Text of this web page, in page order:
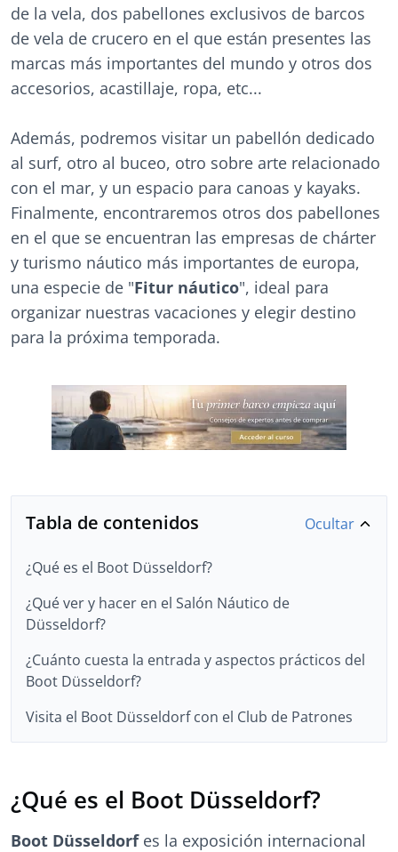
de la vela, dos pabellones exclusivos de barcos
de vela de crucero en el que están presentes las
marcas más importantes del mundo y otros dos
accesorios, acastillaje, ropa, etc...
Además, podremos visitar un pabellón dedicado
al surf, otro al buceo, otro sobre arte relacionado
con el mar, y un espacio para canoas y kayaks.
Finalmente, encontraremos otros dos pabellones
en el que se encuentran las empresas de chárter
y turismo náutico más importantes de europa,
una especie de "Fitur náutico", ideal para
organizar nuestras vacaciones y elegir destino
para la próxima temporada.
Tabla de contenidos Ocultar
¿Qué es el Boot Düsseldorf?
¿Qué ver y hacer en el Salón Náutico de
Düsseldorf?
¿Cuánto cuesta la entrada y aspectos prácticos del
Boot Düsseldorf?
Visita el Boot Düsseldorf con el Club de Patrones
¿Qué es el Boot Düsseldorf?
Boot Düsseldorfes la exposición internacional